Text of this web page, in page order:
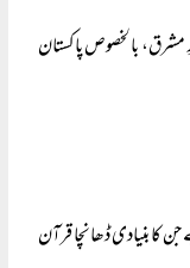
بالخصوص پاکستان
کا بنیادی ڈھانچا قرآن